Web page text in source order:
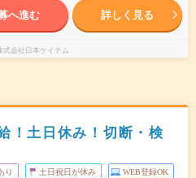
へ進む 詳しく見る
式会社日本ケイテム
！土日休み！切断・検
り 土日祝日が休み WEB登録OK